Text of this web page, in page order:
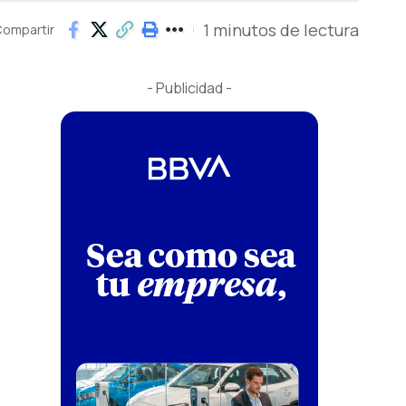
1 minutos de lectura
- Publicidad -